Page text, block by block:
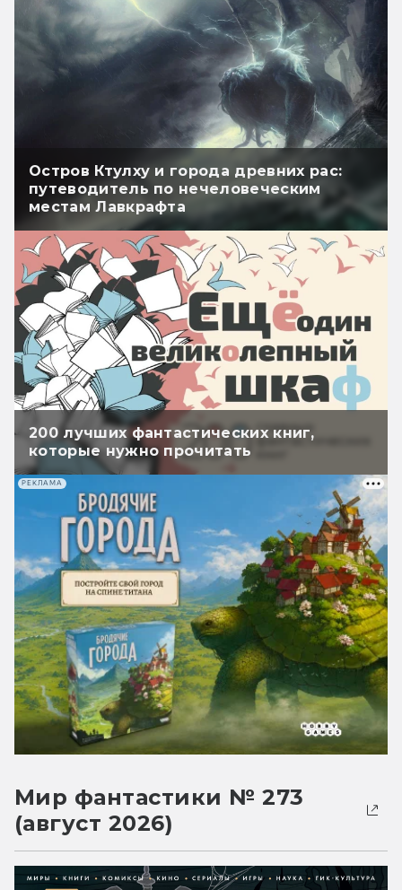
Остров Ктулху и города древних рас:
путеводитель по нечеловеческим
местам Лавкрафта
200 лучших фантастических книг,
которые нужно прочитать
РЕКЛАМА
Мир фантастики № 273
(август 2026)